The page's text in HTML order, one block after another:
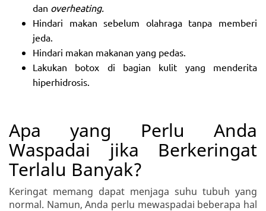
dan overheating.
Hindari makan sebelum olahraga tanpa memberi
jeda.
Hindari makan makanan yang pedas.
Lakukan botox di bagian kulit yang menderita
hiperhidrosis.
Apa yang Perlu Anda
Waspadai jika Berkeringat
Terlalu Banyak?
Keringat memang dapat menjaga suhu tubuh yang
normal. Namun, Anda perlu mewaspadai beberapa hal